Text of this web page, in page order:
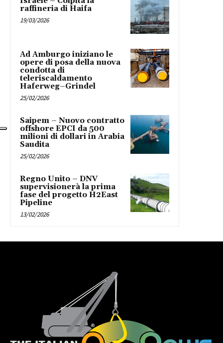
raffineria di Haifa
19/03/2026
Ad Amburgo iniziano le
opere di posa della nuova
condotta di
teleriscaldamento
Haferweg–Grindel
25/02/2026
Saipem – Nuovo contratto
offshore EPCI da 500
milioni di dollari in Arabia
Saudita
25/02/2026
Regno Unito – DNV
supervisionerà la prima
fase del progetto H2East
Pipeline
13/02/2026